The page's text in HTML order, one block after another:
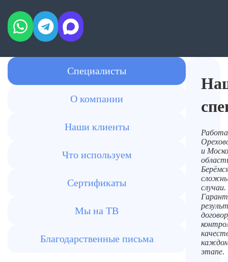
Специалисты
О компании
Наши клиенты
Что используем
Сертификаты
Мы на ТВ
Благодарственные письма
и
случаи.
этапе.